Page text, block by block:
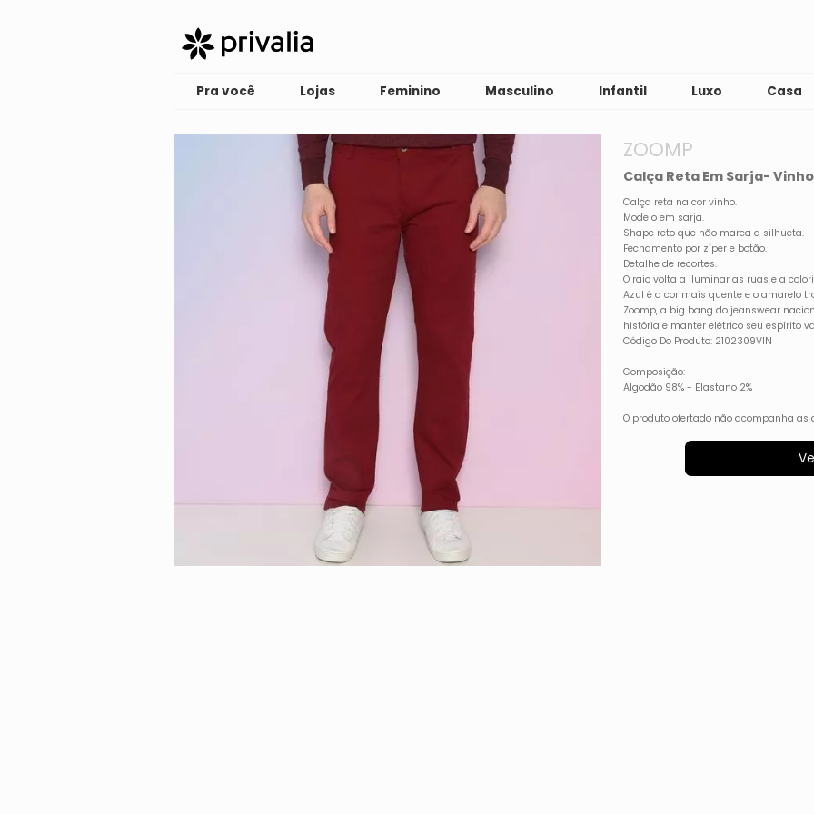
Pra você Lojas Feminino Masculino Infantil Luxo Casa
ZOOMP
Calça Reta Em Sarja-
Calça reta na cor vinho.
Modelo em sarja.
Shape reto que não marca a silhueta.
Fechamento por zíper e botão.
Detalhe de recortes.
O raio volta a iluminar as ruas e a
Azul é a cor mais quente e o amarelo
Zoomp, a big bang do jeanswear
história e manter elétrico seu espírito
Código Do Produto: 2102309VIN
Composição:
Algodão 98% - Elastano 2%
O produto ofertado não acompanha as